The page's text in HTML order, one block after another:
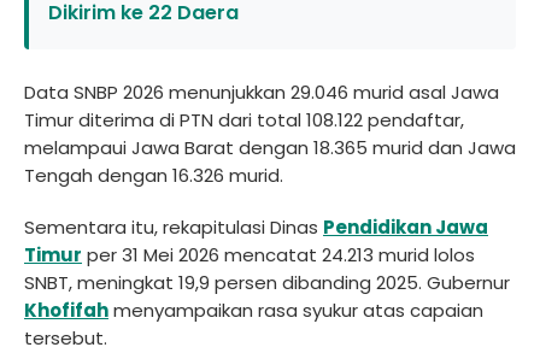
Dikirim ke 22 Daera
Data SNBP 2026 menunjukkan 29.046 murid asal Jawa
Timur diterima di PTN dari total 108.122 pendaftar,
melampaui Jawa Barat dengan 18.365 murid dan Jawa
Tengah dengan 16.326 murid.
Sementara itu, rekapitulasi Dinas Pendidikan Jawa
Timur per 31 Mei 2026 mencatat 24.213 murid lolos
SNBT, meningkat 19,9 persen dibanding 2025. Gubernur
Khofifahmenyampaikan rasa syukur atas capaian
tersebut.